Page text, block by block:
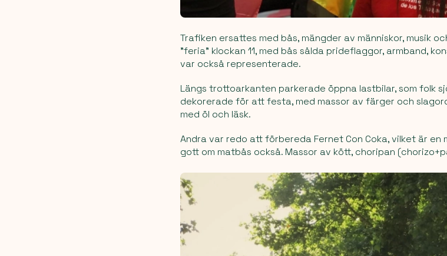
Trafiken ersattes med bås, mängder av människor, musik
"feria" klockan 11, med bås sålda prideflaggor, armband,
var också representerade.
Längs trottoarkanten parkerade öppna lastbilar, som folk
dekorerade för att festa, med massor av färger och
med öl och läsk.
Andra var redo att förbereda Fernet Con Coka, vilket är en
gott om matbås också. Massor av kött, choripan